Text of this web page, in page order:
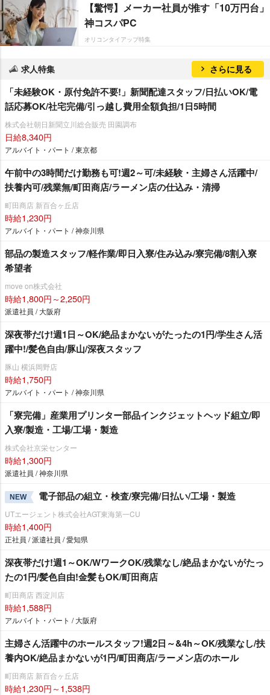
【驚愕】メーカー社員が推す「10万円台」
神コスパPC
オリコンタイアップ特集
求人特集 さらに見る
「未経験OK・原付免許不要!」新聞配達スタッフ/日払いOK/電
話応募OK/社宅完備/引っ越し費用全額負担/1日5時間
株式会社朝日新聞立川総合販売 田園調布
日給8,340円
アルバイト・パート / 東京都
午前中の3時間だけ勤務も可!週2～可/未経験・主婦さん活躍中/
扶養内可/残業無/町田商店/ラーメン店の仕込み・清掃
町田商店 新百合ヶ丘店
時給1,230円
アルバイト・パート / 神奈川県
部品の製造スタッフ/軽作業/即日入寮/住み込み/寮完備/8割入寮
希望者
move on株式会社
時給1,800円～2,250円
派遣社員 / 大阪府
深夜帯だけ!週1日～OK/絶品まかないがたったの1円/学生さん活
躍中!/髪色自由/豚山/深夜スタッフ
豚山 横浜岡野店
時給1,750円
アルバイト・パート / 神奈川県
「寮完備」産業用プリンター部品インクジェットヘッド組立/即
入寮/製造・工場/工場・製造
株式会社京栄センター
時給1,300円
派遣社員 / 神奈川県
NEW 電子部品の組立・検査/寮完備/日払い/工場・製造
UTエージェント株式会社AGT東海第一CU
時給1,400円
正社員 / 派遣社員 / 愛知県
深夜帯だけ!週1～OK/WワークOK/残業なし/絶品まかないがたっ
たの1円/髪色自由!金髪もOK/町田商店
町田商店 西淀川店
時給1,588円
アルバイト・パート / 大阪府
主婦さん活躍中のホールスタッフ!週2日～&4h～OK/残業なし/扶
養内OK/絶品まかないが1円/町田商店/ラーメン店のホール
町田商店 新百合ヶ丘店
時給1,230円～1,538円